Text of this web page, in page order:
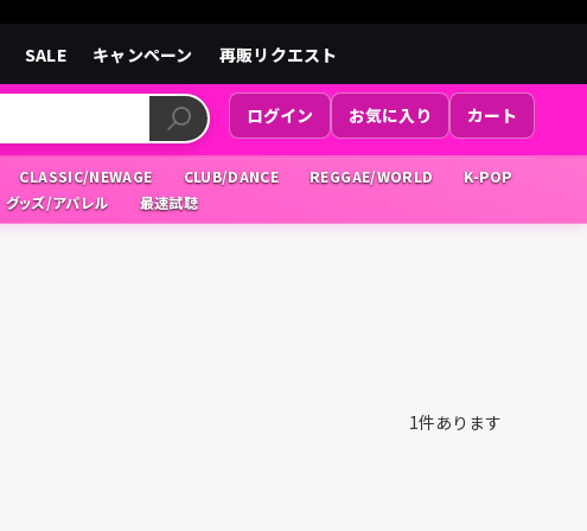
SALE キャンペーン 再販リクエスト
ログイン お気に入り カート
CLASSIC/NEWAGE CLUB/DANCE REGGAE/WORLD
K-POP
グッズ/アパレル 最速試聴
1件あります